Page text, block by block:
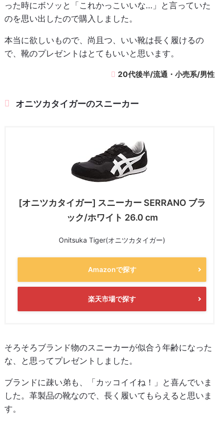
った時にボソッと「これかっこいいな…」と言っていた
のを思い出したので購入しました。
本当に欲しいもので、尚且つ、いい靴は長く履けるの
で、靴のプレゼントはとてもいいと思います。
20代後半/流通・小売系/男性
オニツカタイガーのスニーカー
[オニツカタイガー] スニーカー SERRANO ブラ
ック/ホワイト 26.0 cm
Onitsuka Tiger(オニツカタイガー)
Amazonで探す
楽天市場で探す
そろそろブランド物のスニーカーが似合う年齢になった
な、と思ってプレゼントしました。
ブランドに疎い弟も、「カッコイイね！」と喜んでいま
した。革製品の靴なので、長く履いてもらえると思いま
す。